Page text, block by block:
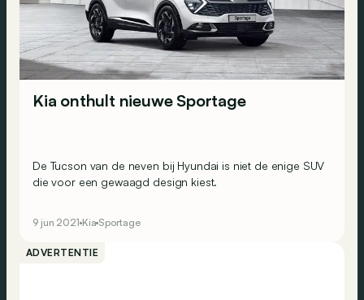
Kia onthult nieuwe Sportage
De Tucson van de neven bij Hyundai is niet de enige SUV
die voor een gewaagd design kiest.
9 jun 2021 Kia Sportage
ADVERTENTIE